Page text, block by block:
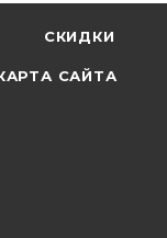
СКИДКИ
САЙТА